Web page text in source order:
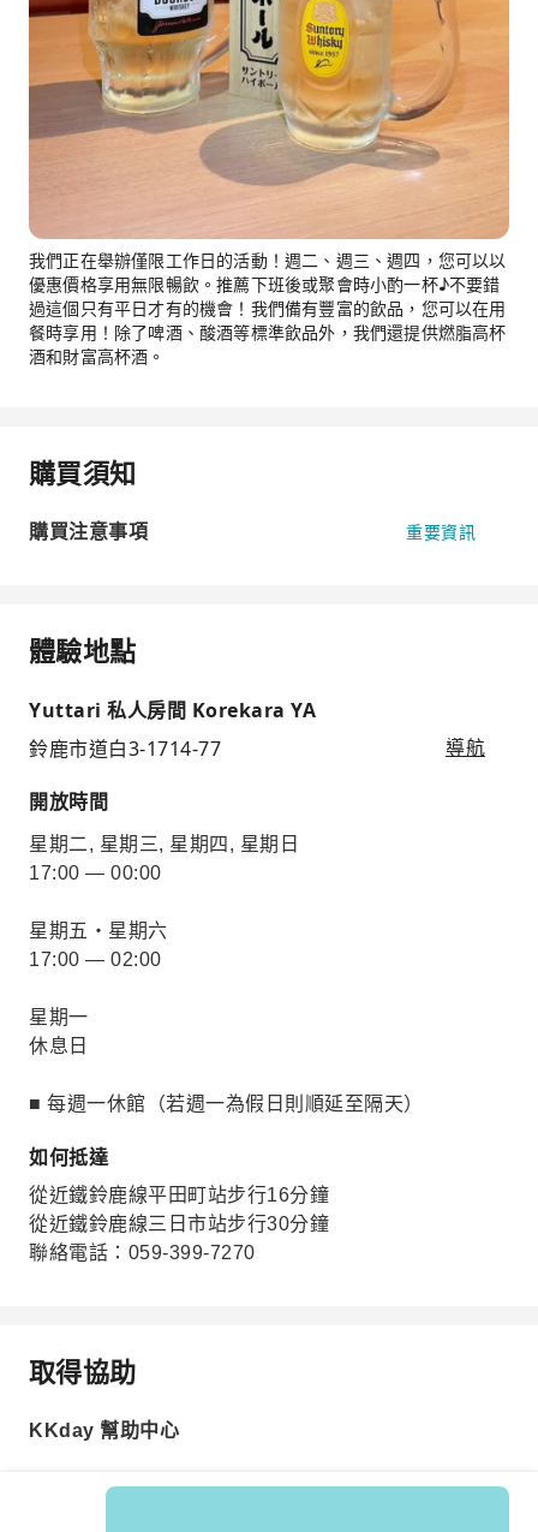
我們正在舉辦僅限工作日的活動！週二、週三、週四，您可以以
優惠價格享用無限暢飲。推薦下班後或聚會時小酌一杯♪不要錯
過這個只有平日才有的機會！我們備有豐富的飲品，您可以在用
餐時享用！除了啤酒、酸酒等標準飲品外，我們還提供燃脂高杯
酒和財富高杯酒。
購買須知
購買注意事項 重要資訊
體驗地點
Yuttari 私人房間 Korekara YA
鈴鹿市道白3-1714-77
導航
開放時間
星期二, 星期三, 星期四, 星期日
17:00 — 00:00
星期五・星期六
17:00 — 02:00
星期一
休息日
■ 每週一休館（若週一為假日則順延至隔天）
如何抵達
從近鐵鈴鹿線平田町站步行16分鐘
從近鐵鈴鹿線三日市站步行30分鐘
聯絡電話：059-399-7270
取得協助
KKday 幫助中心